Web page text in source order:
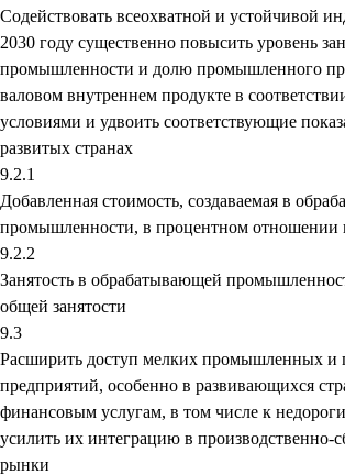
Содействовать всеохватной и устойчивой
2030 году существенно повысить уровень
промышленности и долю промышленного
валовом внутреннем продукте в
условиями и удвоить соответствующие
развитых странах
9.2.1
Добавленная стоимость, создаваемая в
промышленности, в процентном
9.2.2
Занятость в обрабатывающей
общей занятости
9.3
Расширить доступ мелких промышленных и
предприятий, особенно в развивающихся
финансовым услугам, в том числе к
усилить их интеграцию в производственно-
рынки